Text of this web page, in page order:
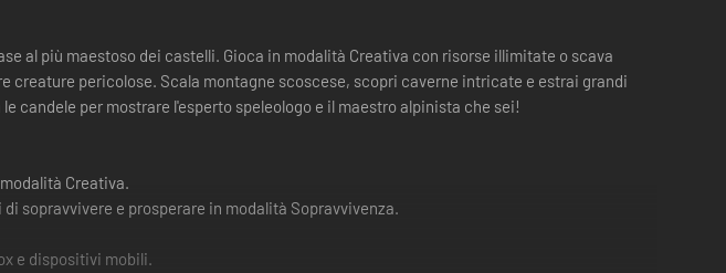
al più maestoso dei castelli. Gioca in modalità Creativa con risorse illimitate o scava
creature pericolose. Scala montagne scoscese, scopri caverne intricate e estrai grandi
candele per mostrare l'esperto speleologo e il maestro alpinista che sei!
Creativa.
sopravvivere e prosperare in modalità Sopravvivenza.
e dispositivi mobili.